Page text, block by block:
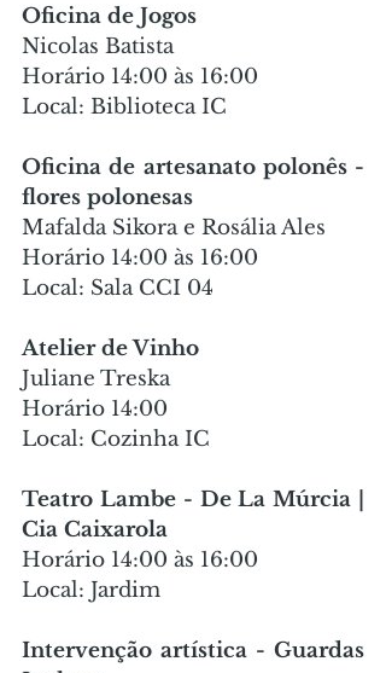
Oficina de Jogos
Nicolas Batista
Horário 14:00 às 16:00
Local: Biblioteca IC
Oficina de artesanato polonês -
flores polonesas
Mafalda Sikora e Rosália Ales
Horário 14:00 às 16:00
Local: Sala CCI 04
Atelier de Vinho
Juliane Treska
Horário 14:00
Local: Cozinha IC
Teatro Lambe - De La Múrcia |
Cia Caixarola
Horário 14:00 às 16:00
Local: Jardim
Intervenção artística - Guardas